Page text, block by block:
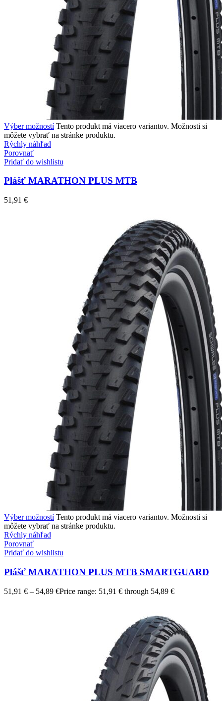
Výber možností Tento produkt má viacero variantov. Možnosti si
môžete vybrať na stránke produktu.
Rýchly náhľad
Porovnať
Pridať do wishlistu
Plášť MARATHON PLUS MTB
51,91 €
Výber možností Tento produkt má viacero variantov. Možnosti si
môžete vybrať na stránke produktu.
Rýchly náhľad
Porovnať
Pridať do wishlistu
Plášť MARATHON PLUS MTB SMARTGUARD
51,91 € – 54,89 €Price range: 51,91 € through 54,89 €